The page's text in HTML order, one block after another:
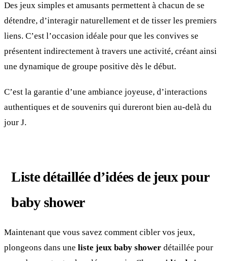
Des jeux simples et amusants permettent à chacun de se
détendre, d’interagir naturellement et de tisser les premiers
liens. C’est l’occasion idéale pour que les convives se
présentent indirectement à travers une activité, créant ainsi
une dynamique de groupe positive dès le début.
C’est la garantie d’une ambiance joyeuse, d’interactions
authentiques et de souvenirs qui dureront bien au-delà du
jour J.
Liste détaillée d’idées de jeux pour
baby shower
Maintenant que vous savez comment cibler vos jeux,
plongeons dans une liste jeux baby shower détaillée pour